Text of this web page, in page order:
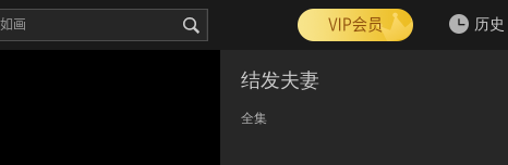
历史
结发夫妻
全集